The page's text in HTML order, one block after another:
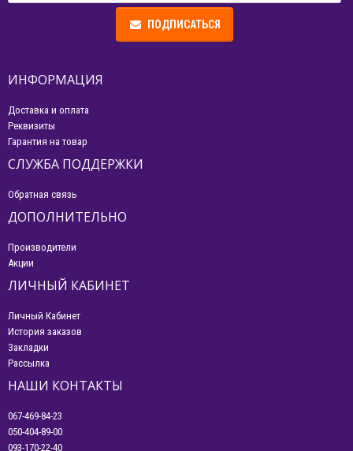
ПОДПИСАТЬСЯ
ИНФОРМАЦИЯ
Доставка и оплата
Реквизиты
Гарантия на товар
СЛУЖБА ПОДДЕРЖКИ
Обратная связь
ДОПОЛНИТЕЛЬНО
Производители
Акции
ЛИЧНЫЙ КАБИНЕТ
Личный Кабинет
История заказов
Закладки
Рассылка
НАШИ КОНТАКТЫ
067-469-84-23
050-404-89-00
093-170-22-40